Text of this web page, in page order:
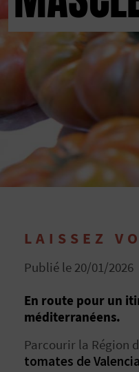
LAISSEZ
Publié le 20/01/2026
En route pour un
méditerranéens.
Parcourir la Région
tomates de Valencia